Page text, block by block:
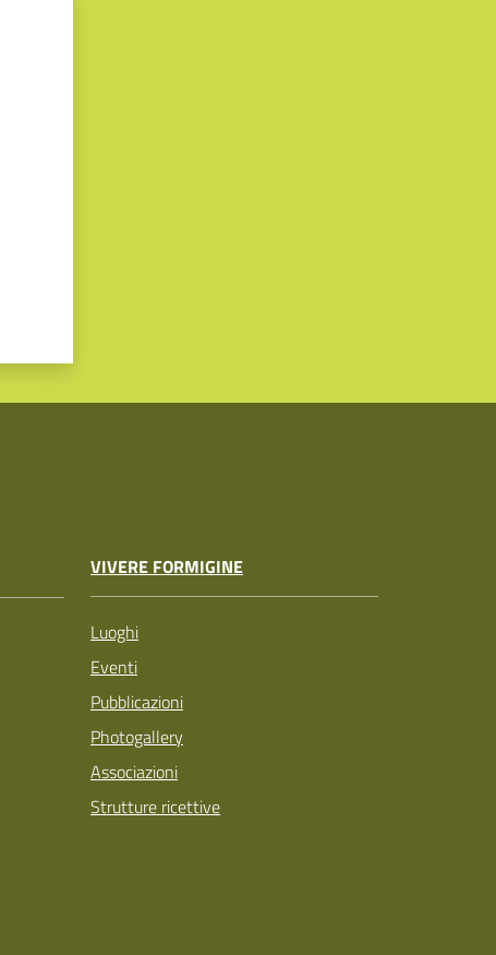
VIVERE FORMIGINE
Luoghi
Eventi
Pubblicazioni
Photogallery
Associazioni
Strutture ricettive